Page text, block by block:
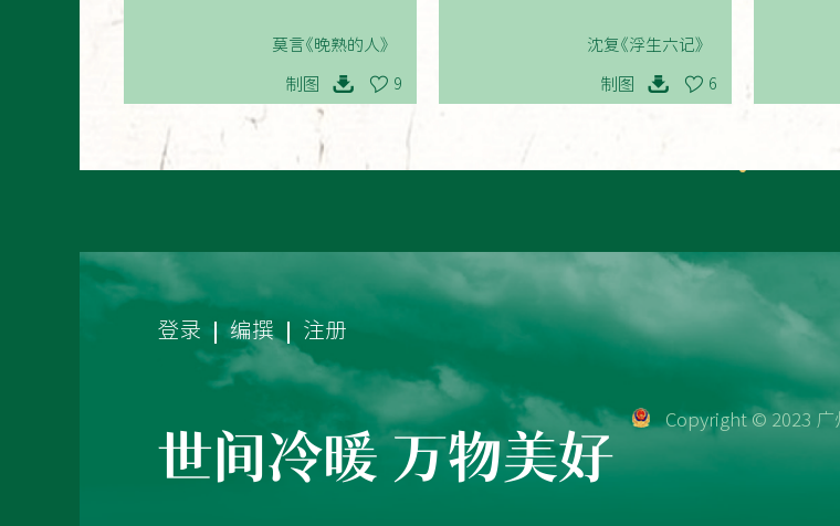
莫言《晚熟的人》
制图 9
沈复《浮生六记》
制图 6
登录 编撰 注册
世间冷暖 万物美好
Copyright © 2023